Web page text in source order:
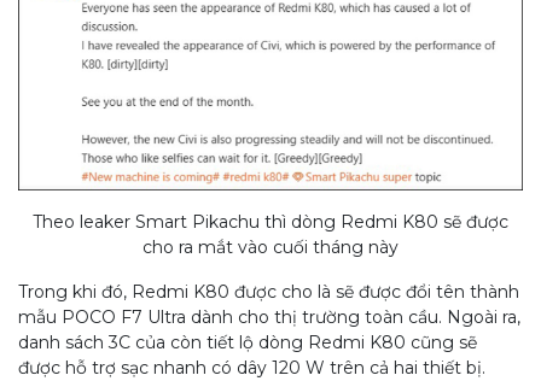
Theo leaker Smart Pikachu thì dòng Redmi K80 sẽ được
cho ra mắt vào cuối tháng này
Trong khi đó, Redmi K80 được cho là sẽ được đổi tên thành
mẫu POCO F7 Ultra dành cho thị trường toàn cầu. Ngoài ra,
danh sách 3C của còn tiết lộ dòng Redmi K80 cũng sẽ
được hỗ trợ sạc nhanh có dây 120 W trên cả hai thiết bị.